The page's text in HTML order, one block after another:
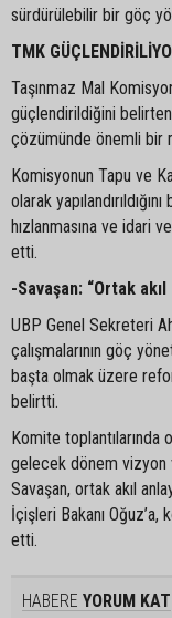
sürdürülebilir bir göç
TMK
Taşınmaz Mal
güçlendirildiğini belirten
çözümünde önemli bir
Komisyonun Tapu ve
olarak
hızlanmasına ve idari
etti.
-Savaşan: “Ortak
UBP Genel Sekreteri
çalışmalarının göç
başta olmak üzere
belirtti.
Komite toplantılarında
gelecek dönem vizyon
Savaşan, ortak akıl
İçişleri Bakanı
etti.
HABERE YORUM KAT